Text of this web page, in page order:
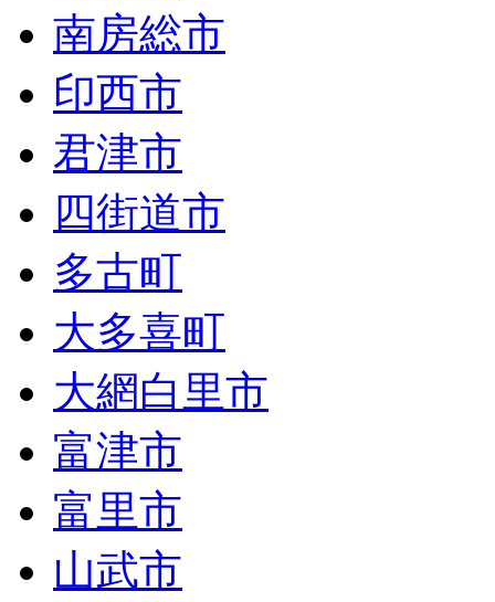
南房総市
印西市
君津市
四街道市
多古町
大多喜町
大網白里市
富津市
富里市
山武市